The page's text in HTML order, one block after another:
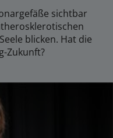
sichtbar
blicken. Hat die
Zukunft?